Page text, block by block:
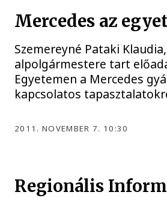
Mercedes az
Szemereyné Pataki
alpolgármestere tart
Egyetemen a Mercedes
kapcsolatos
2011. NOVEMBER 7. 10:30
Regionális